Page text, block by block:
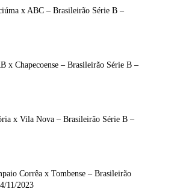
x ABC – Brasileirão Série B –
x Chapecoense – Brasileirão Série B –
x Vila Nova – Brasileirão Série B –
Corrêa x Tombense – Brasileirão
11/2023